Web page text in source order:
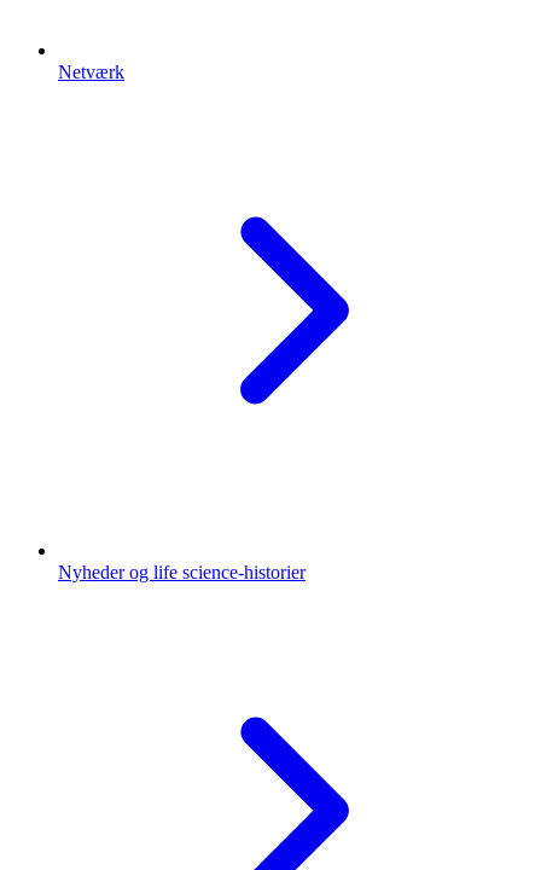
Netværk
Nyheder og life science-historier